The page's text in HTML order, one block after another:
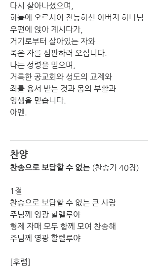
다시 살아나셨으며,
하늘에 오르시어 전능하신 아버지 하나님
우편에 앉아 계시다가,
거기로부터 살아있는 자와
죽은 자를 심판하러 오십니다.
나는 성령을 믿으며,
거룩한 공교회와 성도의 교제와
죄를 용서 받는 것과 몸의 부활과
영생을 믿습니다.
아멘.
찬양
찬송으로 보답할 수 없는 (찬송가 40장)
1절
찬송으로 보답할 수 없는 큰 사랑
주님께 영광 할렐루야
형제 자매 모두 함께 모여 찬송해
주님께 영광 할렐루야
[후렴]